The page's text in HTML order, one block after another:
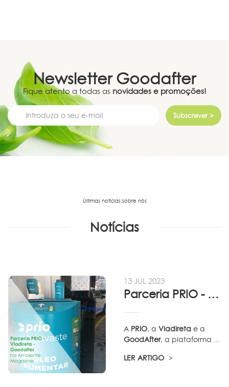
Newsletter Goodafter
Fique atento a todas as novidades e promoções!
Subscrever >
Últimas notícias sobre nós
Notícias
13 JUL 2023
Parceria PRIO - Viadireta - Goodafter...
A PRIO, aViadireta e a
GoodAfter, a plataforma ...
LER ARTIGO